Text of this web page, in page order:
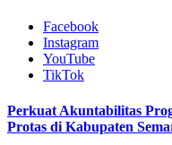
Facebook
Instagram
YouTube
TikTok
Perkuat Akuntabilitas
Protas di Kabupaten